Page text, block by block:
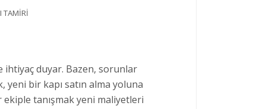
TAMIRI
ihtiyaç duyar. Bazen, sorunlar
bir kapı satın alma yoluna
tanışmak yeni maliyetleri